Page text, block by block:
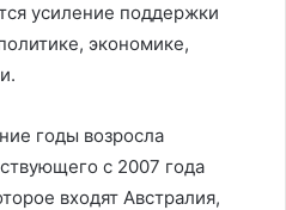
усиление поддержки
экономике,
годы возросла
с 2007 года
входят Австралия,